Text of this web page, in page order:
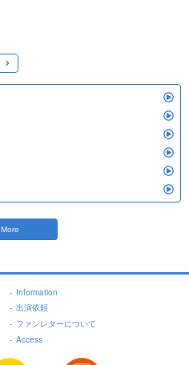
More
- Information
- 出演依頼
- ファンレターについて
- Access